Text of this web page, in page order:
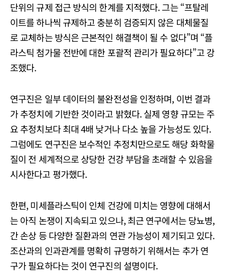
단위의 규제 접근 방식의 한계를 지적했다. 그는 “프탈레
이트를 하나씩 규제하고 충분히 검증되지 않은 대체물질
로 교체하는 방식은 근본적인 해결책이 될 수 없다”며 “플
라스틱 첨가물 전반에 대한 포괄적 관리가 필요하다”고 강
조했다.
연구진은 일부 데이터의 불완전성을 인정하며, 이번 결과
가 추정치에 기반한 것이라고 밝혔다. 실제 영향 규모는 주
요 추정치보다 최대 4배 낮거나 다소 높을 가능성도 있다.
그럼에도 연구진은 보수적인 추정치만으로도 해당 화학물
질이 전 세계적으로 상당한 건강 부담을 초래할 수 있음을
시사한다고 평가했다.
한편, 미세플라스틱이 인체 건강에 미치는 영향에 대해서
는 아직 논쟁이 지속되고 있으나, 최근 연구에서는 당뇨병,
간 손상 등 다양한 질환과의 연관 가능성이 제기되고 있다.
조산과의 인과관계를 명확히 규명하기 위해서는 추가 연
구가 필요하다는 것이 연구진의 설명이다.